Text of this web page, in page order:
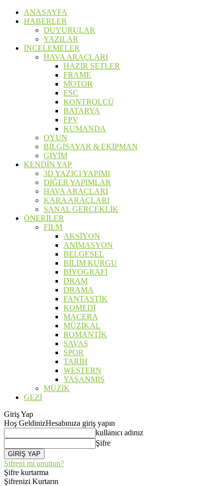
ANASAYFA
HABERLER
DUYURULAR
YAZILAR
İNCELEMELER
HAVA ARAÇLARI
HAZIR SETLER
FRAME
MOTOR
ESC
KONTROLCÜ
BATARYA
FPV
KUMANDA
OYUN
BİLGİSAYAR & EKİPMAN
GİYİM
KENDİN YAP
3D YAZICI YAPIMI
DİĞER YAPIMLAR
HAVA ARAÇLARI
KARA ARAÇLARI
SANAL GERÇEKLİK
ÖNERİLER
FİLM
AKSİYON
ANİMASYON
BELGESEL
BİLİM KURGU
BİYOGRAFİ
DRAM
DRAMA
FANTASTİK
KOMEDİ
MACERA
MÜZİKAL
ROMANTİK
SAVAŞ
SPOR
TARİH
WESTERN
YAŞANMIŞ
MÜZİK
GEZİ
Giriş Yap
Hoş GeldinizHesabınıza giriş yapın
kullanıcı adınız
Şifre
Şifreni mi unuttun?
Şifre kurtarma
Şifrenizi Kurtarın